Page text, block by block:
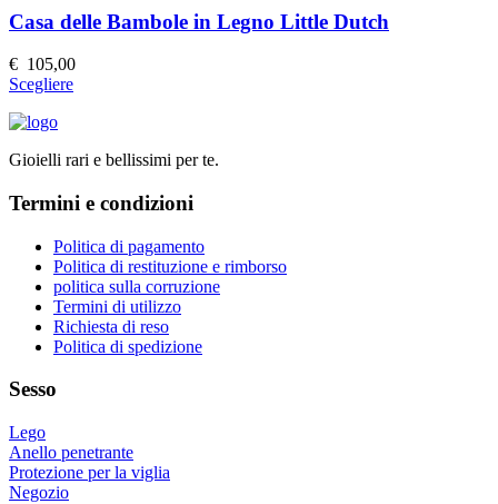
prodotto
Le
opzioni
possono
scelte
del
Casa delle Bambole in Legno Little Dutch
€ 105,00
ScegliereQuesto
varianti.
opzioni
essere
scelte
nella
pagina
del
prodotto
Gioielli rari e bellissimi per te.
Termini e condizioni
Politica di pagamento
Politica di restituzione e rimborso
politica sulla corruzione
Termini di utilizzo
Richiesta di reso
Politica di spedizione
Sesso
Lego
Anello penetrante
Protezione per la viglia
Negozio